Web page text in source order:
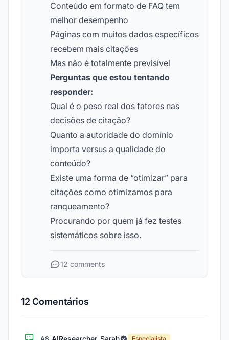
Conteúdo em formato de FAQ tem
melhor desempenho
Páginas com muitos dados específicos
recebem mais citações
Mas não é totalmente previsível
Perguntas que estou tentando
responder:
Qual é o peso real dos fatores nas
decisões de citação?
Quanto a autoridade do domínio
importa versus a qualidade do
conteúdo?
Existe uma forma de “otimizar” para
citações como otimizamos para
ranqueamento?
Procurando por quem já fez testes
sistemáticos sobre isso.
12 comments
12 Comentários